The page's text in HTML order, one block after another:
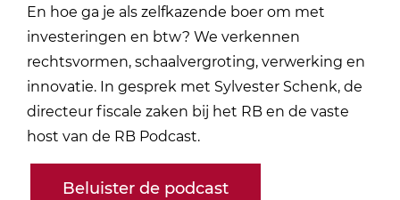
En hoe ga je als zelfkazende boer om met
investeringen en btw? We verkennen
rechtsvormen, schaalvergroting, verwerking en
innovatie. In gesprek met Sylvester Schenk, de
directeur fiscale zaken bij het RB en de vaste
host van de RB Podcast.
Beluister de podcast